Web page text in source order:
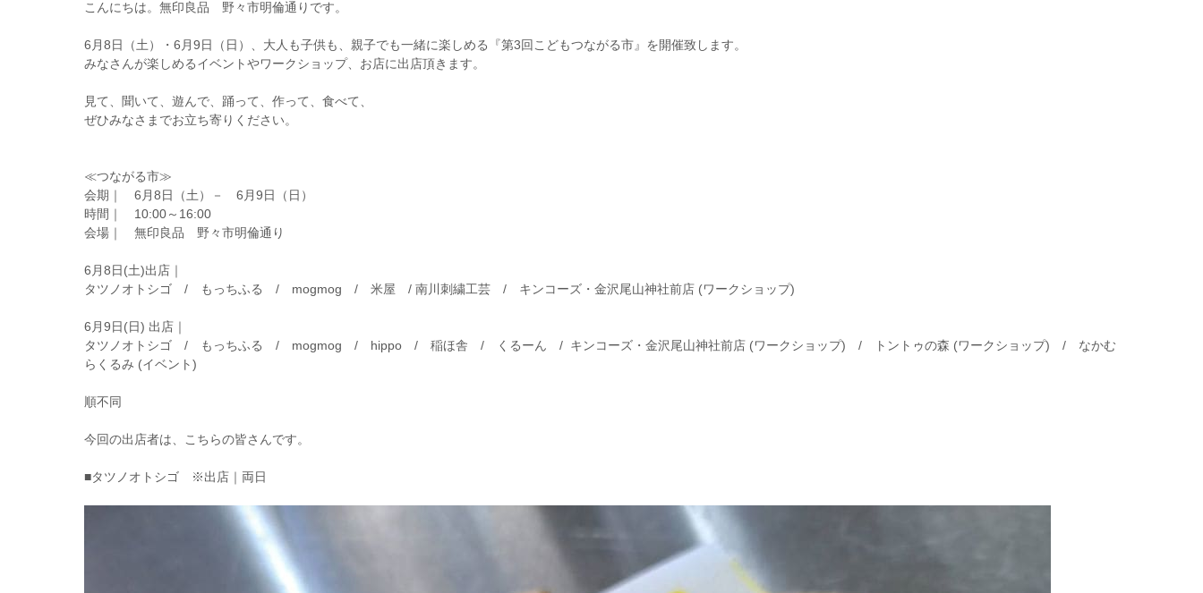
こんにちは。無印良品 野々市明倫通りです。
6月8日（土）・6月9日（日）、大人も子供も、親子でも一緒に楽しめる『第3回こどもつながる市』を開催致します。
みなさんが楽しめるイベントやワークショップ、お店に出店頂きます。
見て、聞いて、遊んで、踊って、作って、食べて、
ぜひみなさまでお立ち寄りください。
≪つながる市≫
会期｜ 6月8日（土）－ 6月9日（日）
時間｜ 10:00～16:00
会場｜ 無印良品 野々市明倫通り
6月8日(土)出店｜
タツノオトシゴ / もっちふる / mogmog / 米屋 / 南川刺繍工芸 / キンコーズ・金沢尾山神社前店 (ワークショップ)
6月9日(日) 出店｜
タツノオトシゴ / もっちふる / mogmog / hippo / 稲ほ舎 / くるーん / キンコーズ・金沢尾山神社前店 (ワークショップ) / トントゥの森 (ワークショップ) / なかむ
らくるみ (イベント)
順不同
今回の出店者は、こちらの皆さんです。
■タツノオトシゴ ※出店｜両日